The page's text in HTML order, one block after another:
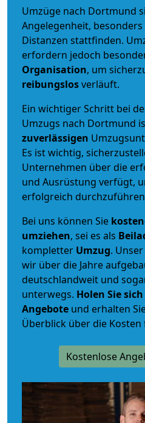
Umzüge nach Dortmund
Angelegenheit,
Distanzen stattfinden.
erfordern jedoch
Organisation, um
reibungslosverläuft.
Ein wichtiger Schritt bei
Umzugs nach Dortmund
zuverlässigen
Es ist wichtig,
Unternehmen über die
und Ausrüstung verfügt,
erfolgreich
Bei uns können Sie
umziehen, sei es als
kompletter Umzug.
wir über die Jahre
deutschlandweit und
unterwegs. Holen Sie
Angebote und erhalten
Überblick über die
Kostenlose